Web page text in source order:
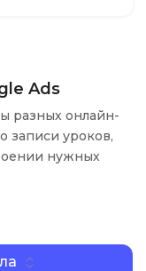
Ads
разных онлайн-
записи уроков,
нужных